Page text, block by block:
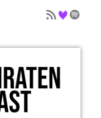
Podcast als Feed Podcast auf Deezer Podcast auf Spotify